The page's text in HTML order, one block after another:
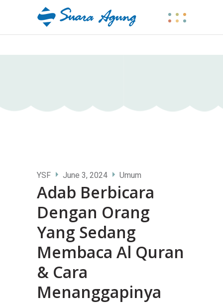
YSF June 3, 2024 Umum
Adab Berbicara
Dengan Orang
Yang Sedang
Membaca Al Quran
& Cara
Menanggapinya